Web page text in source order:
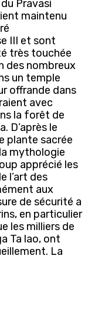
Pravasi
maintenu
III et sont
très touchée
des nombreux
un temple
offrande dans
avec
la forêt de
D’après le
plante sacrée
mythologie
apprécié les
l’art des
aux
de sécurité a
en particulier
les milliers de
Ta lao, ont
La